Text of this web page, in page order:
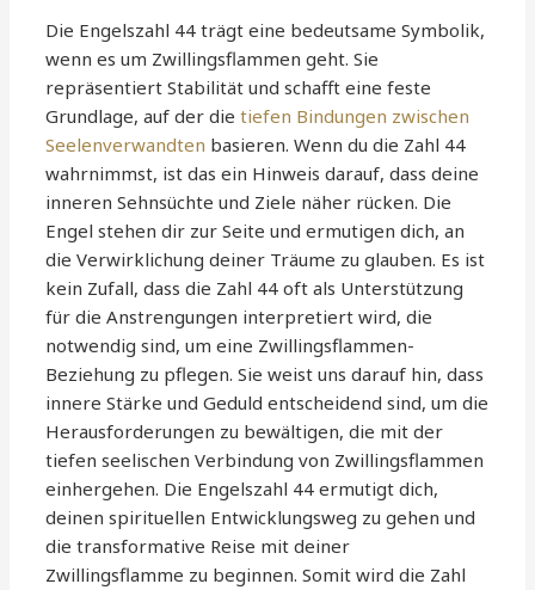
Die Engelszahl 44 trägt eine bedeutsame Symbolik,
wenn es um Zwillingsflammen geht. Sie
repräsentiert Stabilität und schafft eine feste
Grundlage, auf der dietiefen Bindungen zwischen
Seelenverwandten basieren. Wenn du die Zahl 44
wahrnimmst, ist das ein Hinweis darauf, dass deine
inneren Sehnsüchte und Ziele näher rücken. Die
Engel stehen dir zur Seite und ermutigen dich, an
die Verwirklichung deiner Träume zu glauben. Es ist
kein Zufall, dass die Zahl 44 oft als Unterstützung
für die Anstrengungen interpretiert wird, die
notwendig sind, um eine Zwillingsflammen-
Beziehung zu pflegen. Sie weist uns darauf hin, dass
innere Stärke und Geduld entscheidend sind, um die
Herausforderungen zu bewältigen, die mit der
tiefen seelischen Verbindung von Zwillingsflammen
einhergehen. Die Engelszahl 44 ermutigt dich,
deinen spirituellen Entwicklungsweg zu gehen und
die transformative Reise mit deiner
Zwillingsflamme zu beginnen. Somit wird die Zahl